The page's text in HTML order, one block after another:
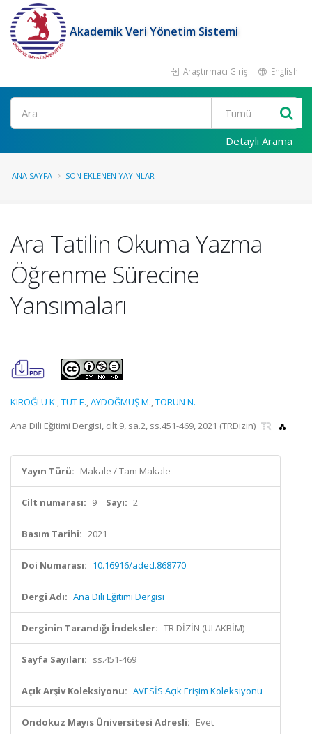
Akademik Veri Yönetim Sistemi
Araştırmacı Girişi English
Ara
Detaylı Arama
ANA SAYFA SON EKLENEN YAYINLAR
Ara Tatilin Okuma Yazma
Öğrenme Sürecine
Yansımaları
KIROĞLU K.,TUT E.,AYDOĞMUŞ M.,TORUN N.
Ana Dili Eğitimi Dergisi, cilt.9, sa.2, ss.451-469, 2021 (TRDizin)
Yayın Türü: Makale / Tam Makale
Cilt numarası: 9 Sayı: 2
Basım Tarihi: 2021
Doi Numarası: 10.16916/aded.868770
Dergi Adı: Ana Dili Eğitimi Dergisi
Derginin Tarandığı İndeksler: TR DİZİN (ULAKBİM)
Sayfa Sayıları: ss.451-469
Açık Arşiv Koleksiyonu: AVESİS Açık Erişim Koleksiyonu
Ondokuz Mayıs Üniversitesi Adresli: Evet